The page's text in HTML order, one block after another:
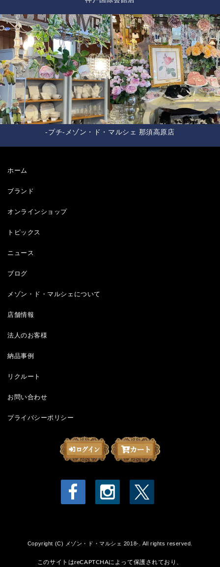
-プチ-メゾン・ド・マルシェ 那須高原店
ホーム
ブランド
オンラインショップ
トピックス
ニュース
ブログ
メゾン・ド・マルシェについて
店舗情報
法人のお客様
納品事例
リクルート
お問い合わせ
プライバシーポリシー
Copyright (C) メゾン・ド・マルシェ 2018-. All rights reserved.
このサイトはreCAPTCHAによって保護されており、